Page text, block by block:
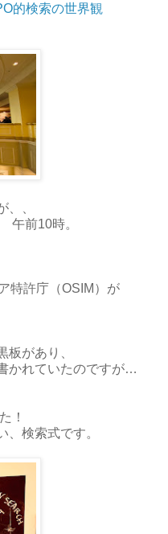
的検索の世界観
、、
午前10時。
特許庁（OSIM）が
板があり、
かれていたのですが…
！
、検索式です。